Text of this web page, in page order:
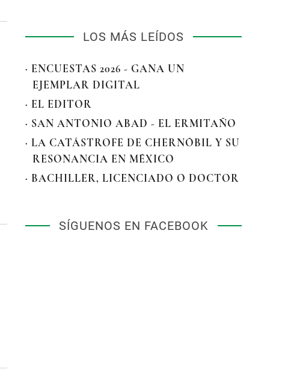
LOS MÁS LEÍDOS
· ENCUESTAS 2026 - GANA UN
EJEMPLAR DIGITAL
· EL EDITOR
· SAN ANTONIO ABAD - EL ERMITAÑO
· LA CATÁSTROFE DE CHERNÓBIL Y SU
RESONANCIA EN MÉXICO
· BACHILLER, LICENCIADO O DOCTOR
SÍGUENOS EN FACEBOOK